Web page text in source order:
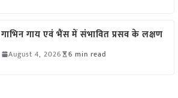
गाभिन गाय एवं भैंस में संभावित प्रसव के लक्षण
August 4, 2026 6 min read